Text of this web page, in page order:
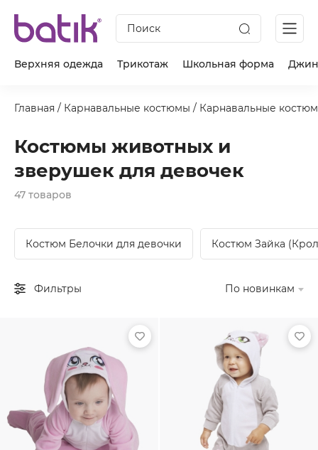
Поиск
Верхняя одежда Трикотаж Школьная форма
Главная / Карнавальные костюмы / Карнавальные
Костюмы животных и
зверушек для девочек
47 товаров
Костюм Белочки для девочки Костюм Зайка
Фильтры По новинкам